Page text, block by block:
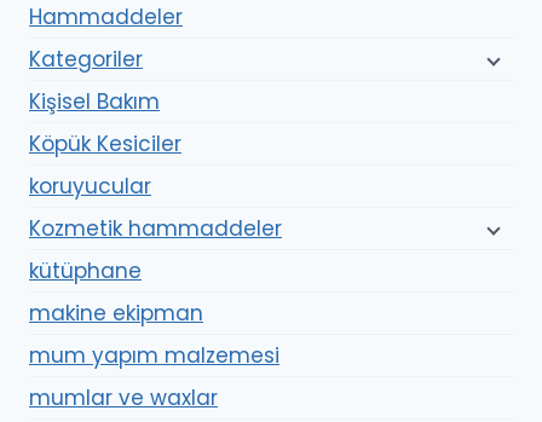
Hammaddeler
Kategoriler
Kişisel Bakım
Köpük Kesiciler
koruyucular
Kozmetik hammaddeler
kütüphane
makine ekipman
mum yapım malzemesi
mumlar ve waxlar